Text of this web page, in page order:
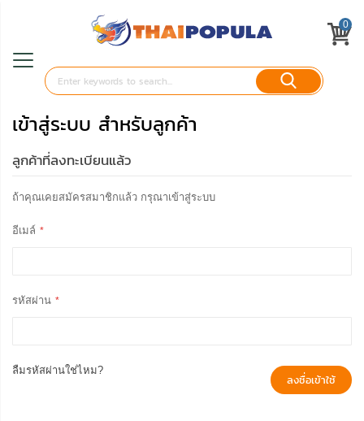
0
เข้าสู่ระบบ สำหรับลูกค้า
ลูกค้าที่ลงทะเบียนแล้ว
ถ้าคุณเคยสมัครสมาชิกแล้ว กรุณาเข้าสู่ระบบ
อีเมล์
รหัสผ่าน
ลงชื่อเข้าใช้
ลืมรหัสผ่านใช่ไหม?